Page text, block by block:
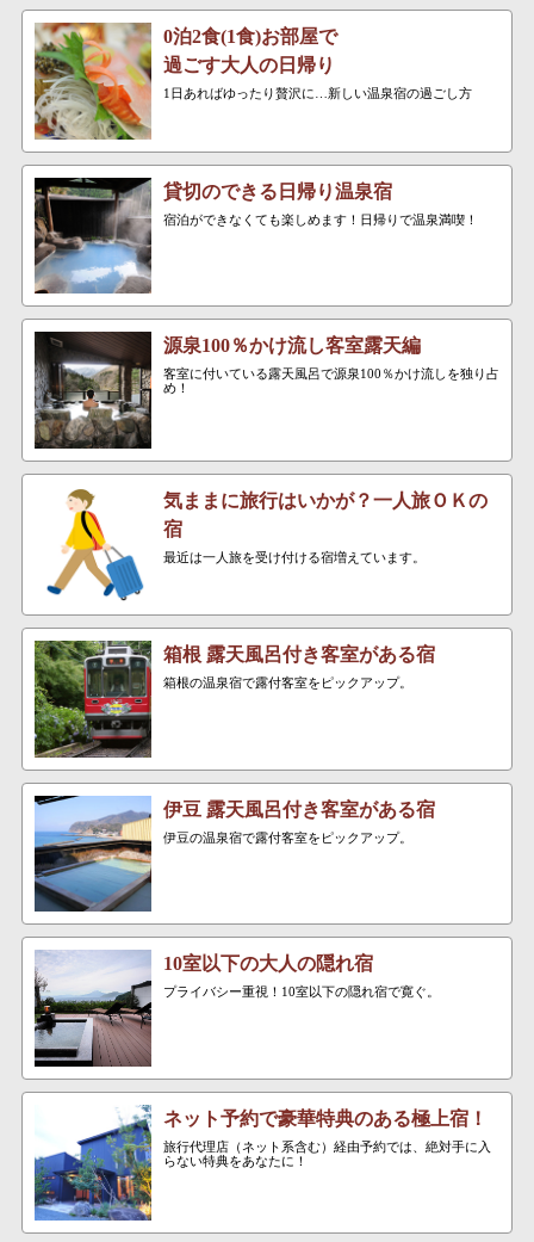
0泊2食(1食)お部屋で
過ごす大人の日帰り
1日あればゆったり贅沢に…新しい温泉宿の過ごし方
貸切のできる日帰り温泉宿
宿泊ができなくても楽しめます！日帰りで温泉満喫！
源泉100％かけ流し客室露天編
客室に付いている露天風呂で源泉100％かけ流しを独り占
め！
気ままに旅行はいかが？一人旅ＯＫの
宿
最近は一人旅を受け付ける宿増えています。
箱根 露天風呂付き客室がある宿
箱根の温泉宿で露付客室をピックアップ。
伊豆 露天風呂付き客室がある宿
伊豆の温泉宿で露付客室をピックアップ。
10室以下の大人の隠れ宿
プライバシー重視！10室以下の隠れ宿で寛ぐ。
ネット予約で豪華特典のある極上宿！
旅行代理店（ネット系含む）経由予約では、絶対手に入
らない特典をあなたに！